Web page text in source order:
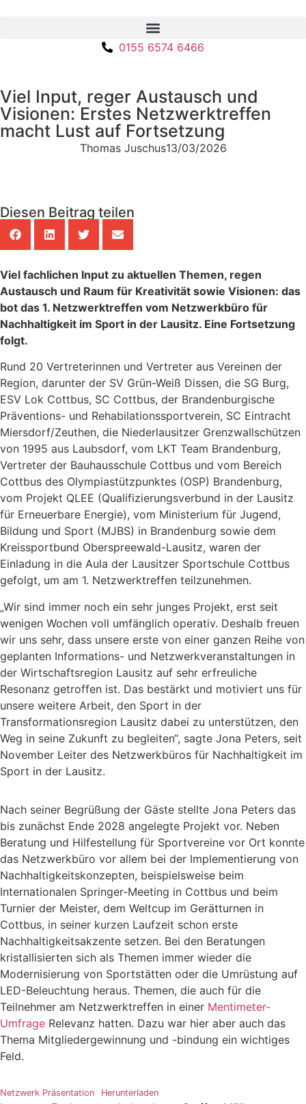
0155 6574 6466
Viel Input, reger Austausch und
Visionen: Erstes Netzwerktreffen
macht Lust auf Fortsetzung
Thomas Juschus13/03/2026
Diesen Beitrag teilen
Viel fachlichen Input zu aktuellen Themen, regen
Austausch und Raum für Kreativität sowie Visionen: das
bot das 1. Netzwerktreffen vom Netzwerkbüro für
Nachhaltigkeit im Sport in der Lausitz. Eine Fortsetzung
folgt.
Rund 20 Vertreterinnen und Vertreter aus Vereinen der
Region, darunter der SV Grün-Weiß Dissen, die SG Burg,
ESV Lok Cottbus, SC Cottbus, der Brandenburgische
Präventions- und Rehabilationssportverein, SC Eintracht
Miersdorf/Zeuthen, die Niederlausitzer Grenzwallschützen
von 1995 aus Laubsdorf, vom LKT Team Brandenburg,
Vertreter der Bauhausschule Cottbus und vom Bereich
Cottbus des Olympiastützpunktes (OSP) Brandenburg,
vom Projekt QLEE (Qualifizierungsverbund in der Lausitz
für Erneuerbare Energie), vom Ministerium für Jugend,
Bildung und Sport (MJBS) in Brandenburg sowie dem
Kreissportbund Oberspreewald-Lausitz, waren der
Einladung in die Aula der Lausitzer Sportschule Cottbus
gefolgt, um am 1. Netzwerktreffen teilzunehmen.
„Wir sind immer noch ein sehr junges Projekt, erst seit
wenigen Wochen voll umfänglich operativ. Deshalb freuen
wir uns sehr, dass unsere erste von einer ganzen Reihe von
geplanten Informations- und Netzwerkveranstaltungen in
der Wirtschaftsregion Lausitz auf sehr erfreuliche
Resonanz getroffen ist. Das bestärkt und motiviert uns für
unsere weitere Arbeit, den Sport in der
Transformationsregion Lausitz dabei zu unterstützen, den
Weg in seine Zukunft zu begleiten“, sagte Jona Peters, seit
November Leiter des Netzwerkbüros für Nachhaltigkeit im
Sport in der Lausitz.
Nach seiner Begrüßung der Gäste stellte Jona Peters das
bis zunächst Ende 2028 angelegte Projekt vor. Neben
Beratung und Hilfestellung für Sportvereine vor Ort konnte
das Netzwerkbüro vor allem bei der Implementierung von
Nachhaltigkeitskonzepten, beispielsweise beim
Internationalen Springer-Meeting in Cottbus und beim
Turnier der Meister, dem Weltcup im Gerätturnen in
Cottbus, in seiner kurzen Laufzeit schon erste
Nachhaltigkeitsakzente setzen. Bei den Beratungen
kristallisierten sich als Themen immer wieder die
Modernisierung von Sportstätten oder die Umrüstung auf
LED-Beleuchtung heraus. Themen, die auch für die
Teilnehmer am Netzwerktreffen in einer Mentimeter-
Umfrage Relevanz hatten. Dazu war hier aber auch das
Thema Mitgliedergewinnung und -bindung ein wichtiges
Feld.
Netzwerk Präsentation Herunterladen